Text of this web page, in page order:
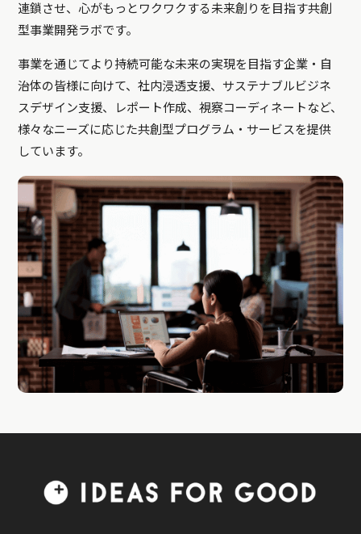
連鎖させ、心がもっとワクワクする未来創りを目指す共創
型事業開発ラボです。
事業を通じてより持続可能な未来の実現を目指す企業・自
治体の皆様に向けて、社内浸透支援、サステナブルビジネ
スデザイン支援、レポート作成、視察コーディネートなど、
様々なニーズに応じた共創型プログラム・サービスを提供
しています。